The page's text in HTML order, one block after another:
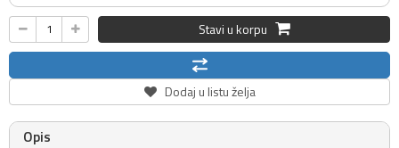
Stavi u korpu
Dodaj u listu želja
Opis